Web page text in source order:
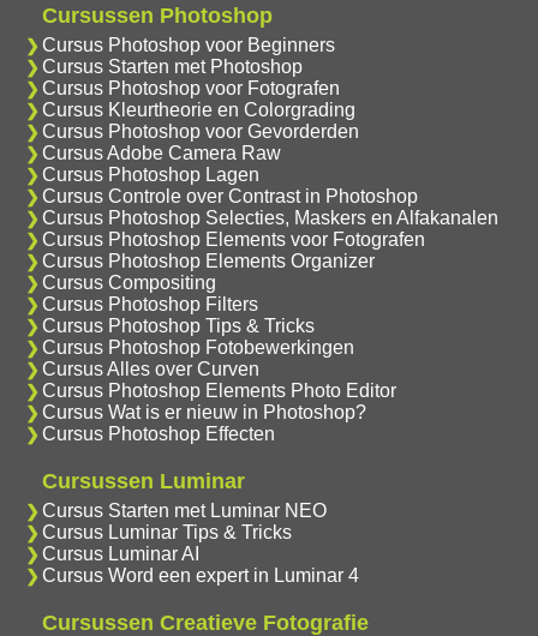
Cursussen Photoshop
Cursus Photoshop voor Beginners
Cursus Starten met Photoshop
Cursus Photoshop voor Fotografen
Cursus Kleurtheorie en Colorgrading
Cursus Photoshop voor Gevorderden
Cursus Adobe Camera Raw
Cursus Photoshop Lagen
Cursus Controle over Contrast in Photoshop
Cursus Photoshop Selecties, Maskers en Alfakanalen
Cursus Photoshop Elements voor Fotografen
Cursus Photoshop Elements Organizer
Cursus Compositing
Cursus Photoshop Filters
Cursus Photoshop Tips & Tricks
Cursus Photoshop Fotobewerkingen
Cursus Alles over Curven
Cursus Photoshop Elements Photo Editor
Cursus Wat is er nieuw in Photoshop?
Cursus Photoshop Effecten
Cursussen Luminar
Cursus Starten met Luminar NEO
Cursus Luminar Tips & Tricks
Cursus Luminar AI
Cursus Word een expert in Luminar 4
Cursussen Creatieve Fotografie